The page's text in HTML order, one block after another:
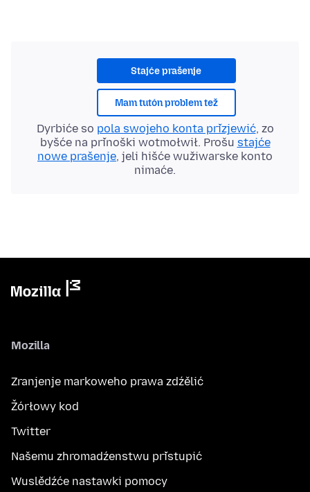
Stajće prašenje
Mam tutón problem tež
Dyrbiće so pola swojeho konta přizjewić, zo
byšće na přinoški wotmołwił. Prošu stajće
nowe prašenje, jeli hišće wužiwarske konto
nimaće.
Mozilla
Zranjenje markoweho prawa zdźělić
Žórłowy kod
Twitter
Našemu zhromadźenstwu přistupić
Wuslědźće nastawki pomocy